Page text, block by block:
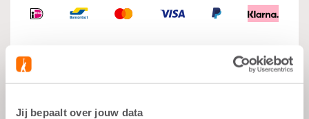
Jij bepaalt over jouw data